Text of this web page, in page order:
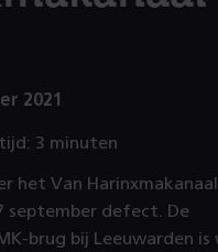
2021
3 minuten
het Van
september defect. De
brug bij Leeuwarden is